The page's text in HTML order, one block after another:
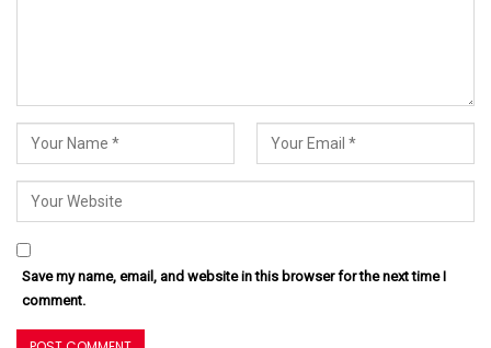
Save my name, email, and website in this browser for the next time I
comment.